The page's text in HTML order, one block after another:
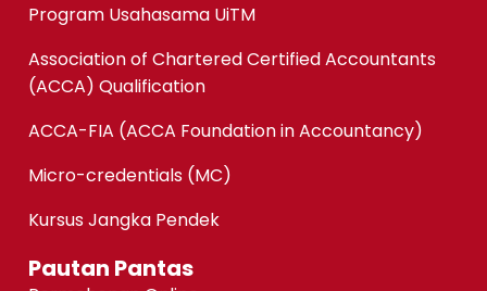
Program Usahasama UiTM
Association of Chartered Certified Accountants
(ACCA) Qualification
ACCA-FIA (ACCA Foundation in Accountancy)
Micro-credentials (MC)
Kursus Jangka Pendek
Pautan Pantas